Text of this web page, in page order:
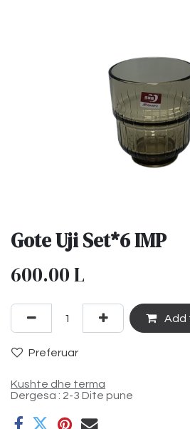
Gote Uji Set*6 IMP
600.00L
Add
Preferuar
Kushte dhe terma
Dergesa : 2-3 Dite pune